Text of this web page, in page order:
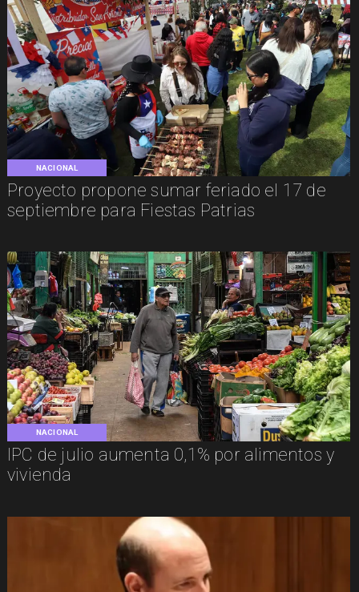
NACIONAL
Proyecto propone sumar feriado el 17 de
septiembre para Fiestas Patrias
NACIONAL
IPC de julio aumenta 0,1% por alimentos y
vivienda